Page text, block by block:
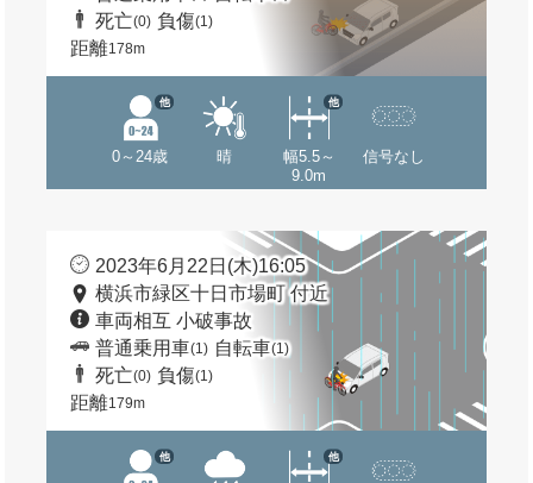
死亡(0) 負傷(1)
距離178m
0～24歳
他
晴
幅5.5～
9.0m
他
信号なし
2023年6月22日(木)16:05
横浜市緑区十日市場町 付近
車両相互 小破事故
普通乗用車(1) 自転車(1)
死亡(0) 負傷(1)
距離179m
他 他